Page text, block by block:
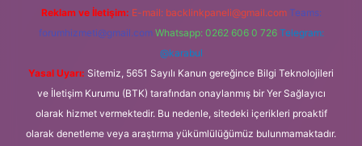
Reklam ve İletişim: E-mail: backlinkpaneli@gmail.com Teams:
forumhizmeti@gmail.com Whatsapp: 0262 606 0 726 Telegram:
@karabul
Yasal Uyarı: Sitemiz, 5651 Sayılı Kanun gereğince Bilgi Teknolojileri
ve İletişim Kurumu (BTK) tarafından onaylanmış bir Yer Sağlayıcı
olarak hizmet vermektedir. Bu nedenle, sitedeki içerikleri proaktif
olarak denetleme veya araştırma yükümlülüğümüz bulunmamaktadır.